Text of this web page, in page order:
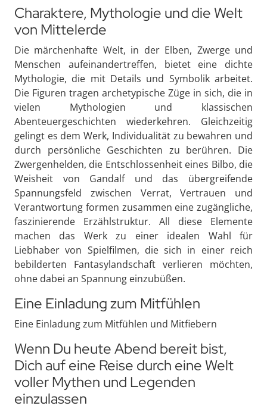
Charaktere, Mythologie und die Welt
von Mittelerde
Die märchenhafte Welt, in der Elben, Zwerge und
Menschen aufeinandertreffen, bietet eine dichte
Mythologie, die mit Details und Symbolik arbeitet.
Die Figuren tragen archetypische Züge in sich, die in
vielen Mythologien und klassischen
Abenteuergeschichten wiederkehren. Gleichzeitig
gelingt es dem Werk, Individualität zu bewahren und
durch persönliche Geschichten zu berühren. Die
Zwergenhelden, die Entschlossenheit eines Bilbo, die
Weisheit von Gandalf und das übergreifende
Spannungsfeld zwischen Verrat, Vertrauen und
Verantwortung formen zusammen eine zugängliche,
faszinierende Erzählstruktur. All diese Elemente
machen das Werk zu einer idealen Wahl für
Liebhaber von Spielfilmen, die sich in einer reich
bebilderten Fantasylandschaft verlieren möchten,
ohne dabei an Spannung einzubüßen.
Eine Einladung zum Mitfühlen
Eine Einladung zum Mitfühlen und Mitfiebern
Wenn Du heute Abend bereit bist,
Dich auf eine Reise durch eine Welt
voller Mythen und Legenden
einzulassen